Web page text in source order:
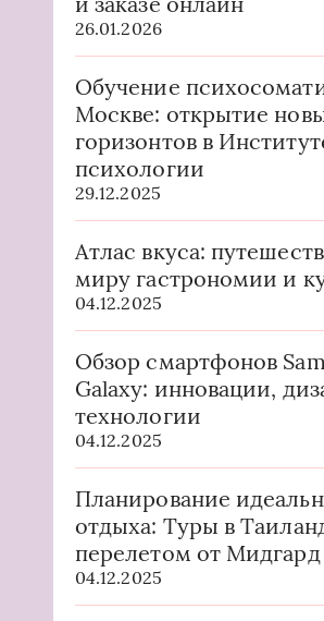
26.01.2026
Обучение
Москве: открытие
горизонтов в
психологии
29.12.2025
Атлас вкуса:
миру гастрономии и
04.12.2025
Обзор смартфонов
Galaxy: инновации,
технологии
04.12.2025
Планирование
отдыха: Туры в
перелетом от Мидгард
04.12.2025